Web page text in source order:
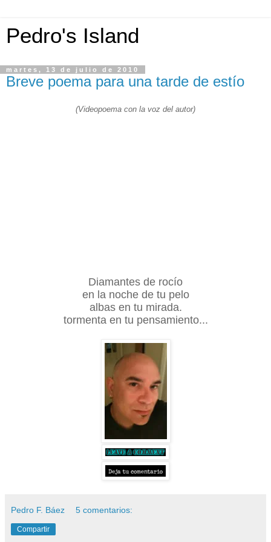
Pedro's Island
martes, 13 de julio de 2010
Breve poema para una tarde de estío
(Videopoema con la voz del autor)
Diamantes de rocío
en la noche de tu pelo
albas en tu mirada.
tormenta en tu pensamiento...
Pedro F. Báez 5 comentarios:
Compartir